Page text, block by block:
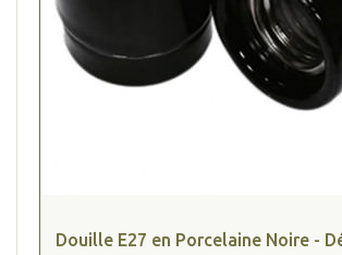
Douille E27 en Porcelaine Noire -